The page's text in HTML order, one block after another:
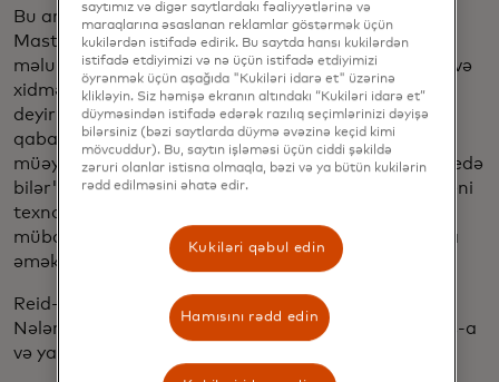
Bu artan təhlükə ilə mübarizə aparmaq üçün
Mastercard ötən həftə süni intellekt, biometrik
məlumatlar və açıq bankçılıqla dəstəklənən məhsul və
xidmətlər dəsti olanScam Protect-i elan etdi. Reid
deyir ki, "Fırıldaqçılıqla mübarizə apara bilən eyni
qabaqcıl texnologiya istehlakçıları fırıldaqçılıqları
müəyyən etməyə və onlardan qorumağa da kömək edə
bilər". “Amma biz texnologiyadan kənara çıxırıq — yeni
texnologiyalar və təhsil vasitəsilə fırıldaqçılıqla
mübarizə aparmaq üçün ekosistemdəki təşkilatlarla
əməkdaşlıq edirik.”
Reid-dən daha çox məlumat almaq üçün “Növbəti
Nələr” verilişini Spotify-da izləyin və Apple Podcasts-a
və ya sevdiyiniz yayım platformasına abunə olun.
saytımız və digər saytlardakı fəaliyyətlərinə və
maraqlarına əsaslanan reklamlar göstərmək üçün
kukilərdən istifadə edirik. Bu saytda hansı kukilərdən
istifadə etdiyimizi və nə üçün istifadə etdiyimizi
öyrənmək üçün aşağıda "Kukiləri idarə et" üzərinə
klikləyin. Siz həmişə ekranın altındakı “Kukiləri idarə et”
düyməsindən istifadə edərək razılıq seçimlərinizi dəyişə
bilərsiniz (bəzi saytlarda düymə əvəzinə keçid kimi
mövcuddur). Bu, saytın işləməsi üçün ciddi şəkildə
zəruri olanlar istisna olmaqla, bəzi və ya bütün kukilərin
rədd edilməsini əhatə edir.
Kukiləri qəbul edin
Hamısını rədd edin